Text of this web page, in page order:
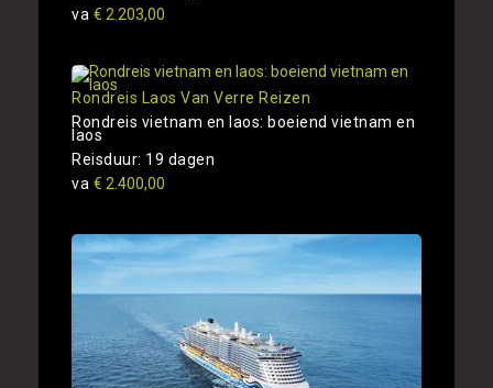
va € 2.203,00
Rondreis Laos Van Verre Reizen
Rondreis vietnam en laos: boeiend vietnam en
laos
Reisduur: 19 dagen
va € 2.400,00